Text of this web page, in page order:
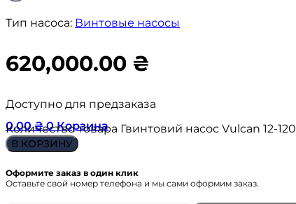
0.00₴ 0 Корзина
Тип насоса: Винтовые насосы
620,000.00 ₴
Доступно для предзаказа
Количество товара Гвинтовий насос Vulcan 12-120
В КОРЗИНУ
Оформите заказ в один клик
Оставьте свой номер телефона и мы сами оформим заказ.